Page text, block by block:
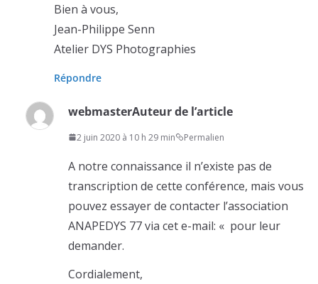
Bien à vous,
Jean-Philippe Senn
Atelier DYS Photographies
Répondre
webmasterAuteur de l’article
2 juin 2020 à 10 h 29 min Permalien
A notre connaissance il n’existe pas de
transcription de cette conférence, mais vous
pouvez essayer de contacter l’association
ANAPEDYS 77 via cet e-mail: « pour leur
demander.
Cordialement,